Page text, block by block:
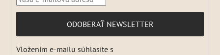
PRIHLÁSIŤ
SA
ODOBERAŤ NEWSLETTER
Vložením e-mailu súhlasíte s